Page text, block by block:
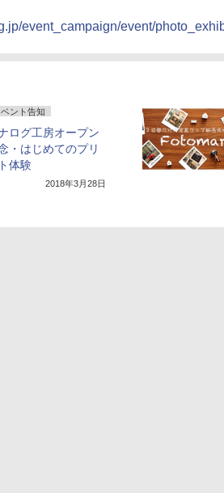
event_campaign/event/
ベント告知
ログ工房オープン
・はじめてのプリ
体験
2018年3月28日